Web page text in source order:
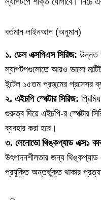
বর্তমান লাইনআপ (অনুমান)
১. ডেল এক্সপিএস সিরিজ: উন্নত
ল্যাপটপগুলোতে আরও ভালো
ইন্টেল ১৫তম প্রজন্মের প্রসেসর
২. এইচপি স্পেক্টার সিরিজ:
গুরুত্ব দিয়ে এইচপি-র স্পেক্টার
ব্যবহার করা হবে।
৩. লেনোভো থিঙ্কপ্যাড এক্স১
উৎপাদনশীলতার জন্য থিঙ্কপ্যাড
প্রযুক্তি অন্তর্ভুক্ত থাকার